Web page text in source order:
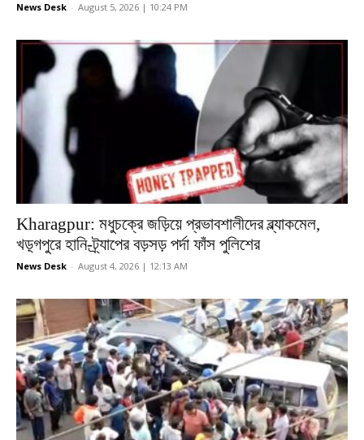
News Desk - August 5, 2026 | 10:24 PM
Kharagpur: মধুচক্রে জড়িয়ে প্রভাবশালীদের ব্ল্যাকমেল,
খড়্গপুরে হানি-ট্র্যাপের বড়সড় পর্দা ফাঁস পুলিশের
News Desk - August 4, 2026 | 12:13 AM